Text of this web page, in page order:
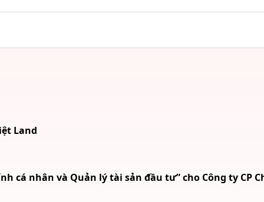
Land
cá nhân và Quản lý tài sản đầu tư” cho Công ty CP